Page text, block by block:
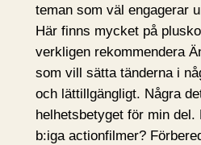
teman som väl engagerar
Här finns mycket på
verkligen rekommendera
som vill sätta tänderna i
och lättillgängligt. Några
helhetsbetyget för min
b:iga actionfilmer?